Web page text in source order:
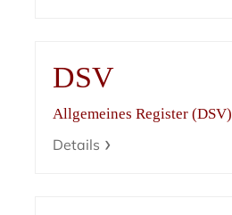
DSV
Allgemeines Register (DSV)
Details